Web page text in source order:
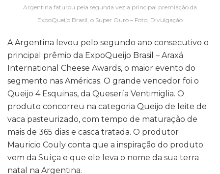
Argentina faturou pela segunda vez a principal premiação da
ExpoQueijo Brasil, o Super Ouro – Foto: Divulgação
A Argentina levou pelo segundo ano consecutivo o
principal prêmio da ExpoQueijo Brasil – Araxá
International Cheese Awards, o maior evento do
segmento nas Américas. O grande vencedor foi o
Queijo 4 Esquinas, da Quesería Ventimiglia. O
produto concorreu na categoria Queijo de leite de
vaca pasteurizado, com tempo de maturação de
mais de 365 dias e casca tratada. O produtor
Mauricio Couly conta que a inspiração do produto
vem da Suíça e que ele leva o nome da sua terra
natal na Argentina.